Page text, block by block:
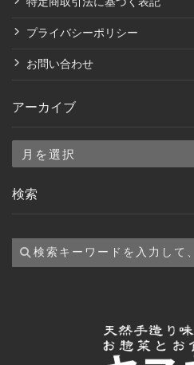
プライバシーポリシー
お問い合わせ
アーカイブ
ア
カ
ブ
検索